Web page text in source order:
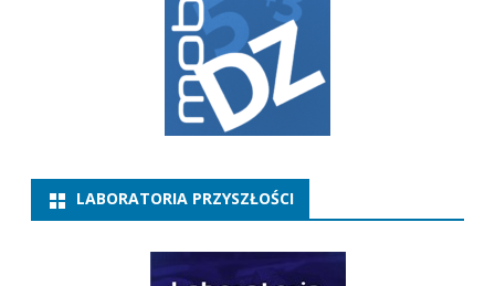
LABORATORIA PRZYSZŁOŚCI